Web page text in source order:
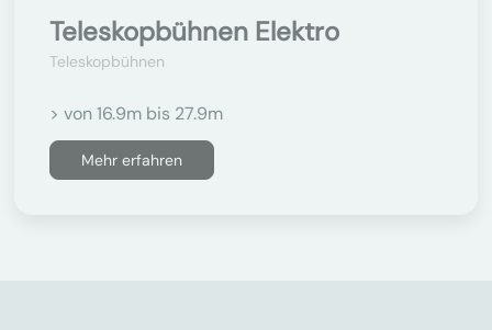
Teleskopbühnen Elektro
Teleskopbühnen
> von 16.9m bis 27.9m
Mehr erfahren